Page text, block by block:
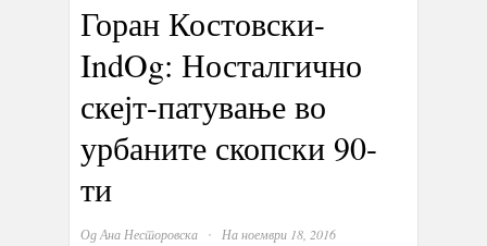
Горан Костовски-
IndOg: Носталгично
скејт-патување во
урбаните скопски 90-
ти
ОдАна Несторовска · На ноември 18, 2016